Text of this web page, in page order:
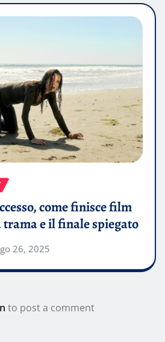
come finisce film
trama e il finale spiegato
26, 2025
to post a comment